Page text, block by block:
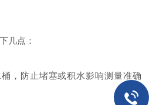
几点：
防止堵塞或积水影响测量准确